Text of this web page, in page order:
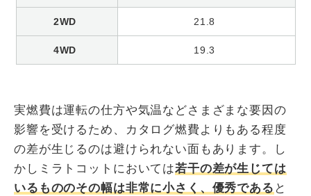
2WD 21.8
4WD 19.3
実燃費は運転の仕方や気温などさまざまな要因の
影響を受けるため、カタログ燃費よりもある程度
の差が生じるのは避けられない面もあります。し
かしミラトコットにおいては若干の差が生じては
いるもののその幅は非常に小さく、優秀である と